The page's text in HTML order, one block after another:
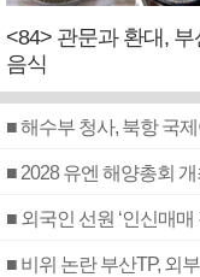
<84> 관문과 환대, 부
음식
■ 해수부 청사, 북항 국
■ 2028 유엔 해양총회 개
■ 외국인 선원 ‘인신매
■ 비위 논란 부산TP, 외